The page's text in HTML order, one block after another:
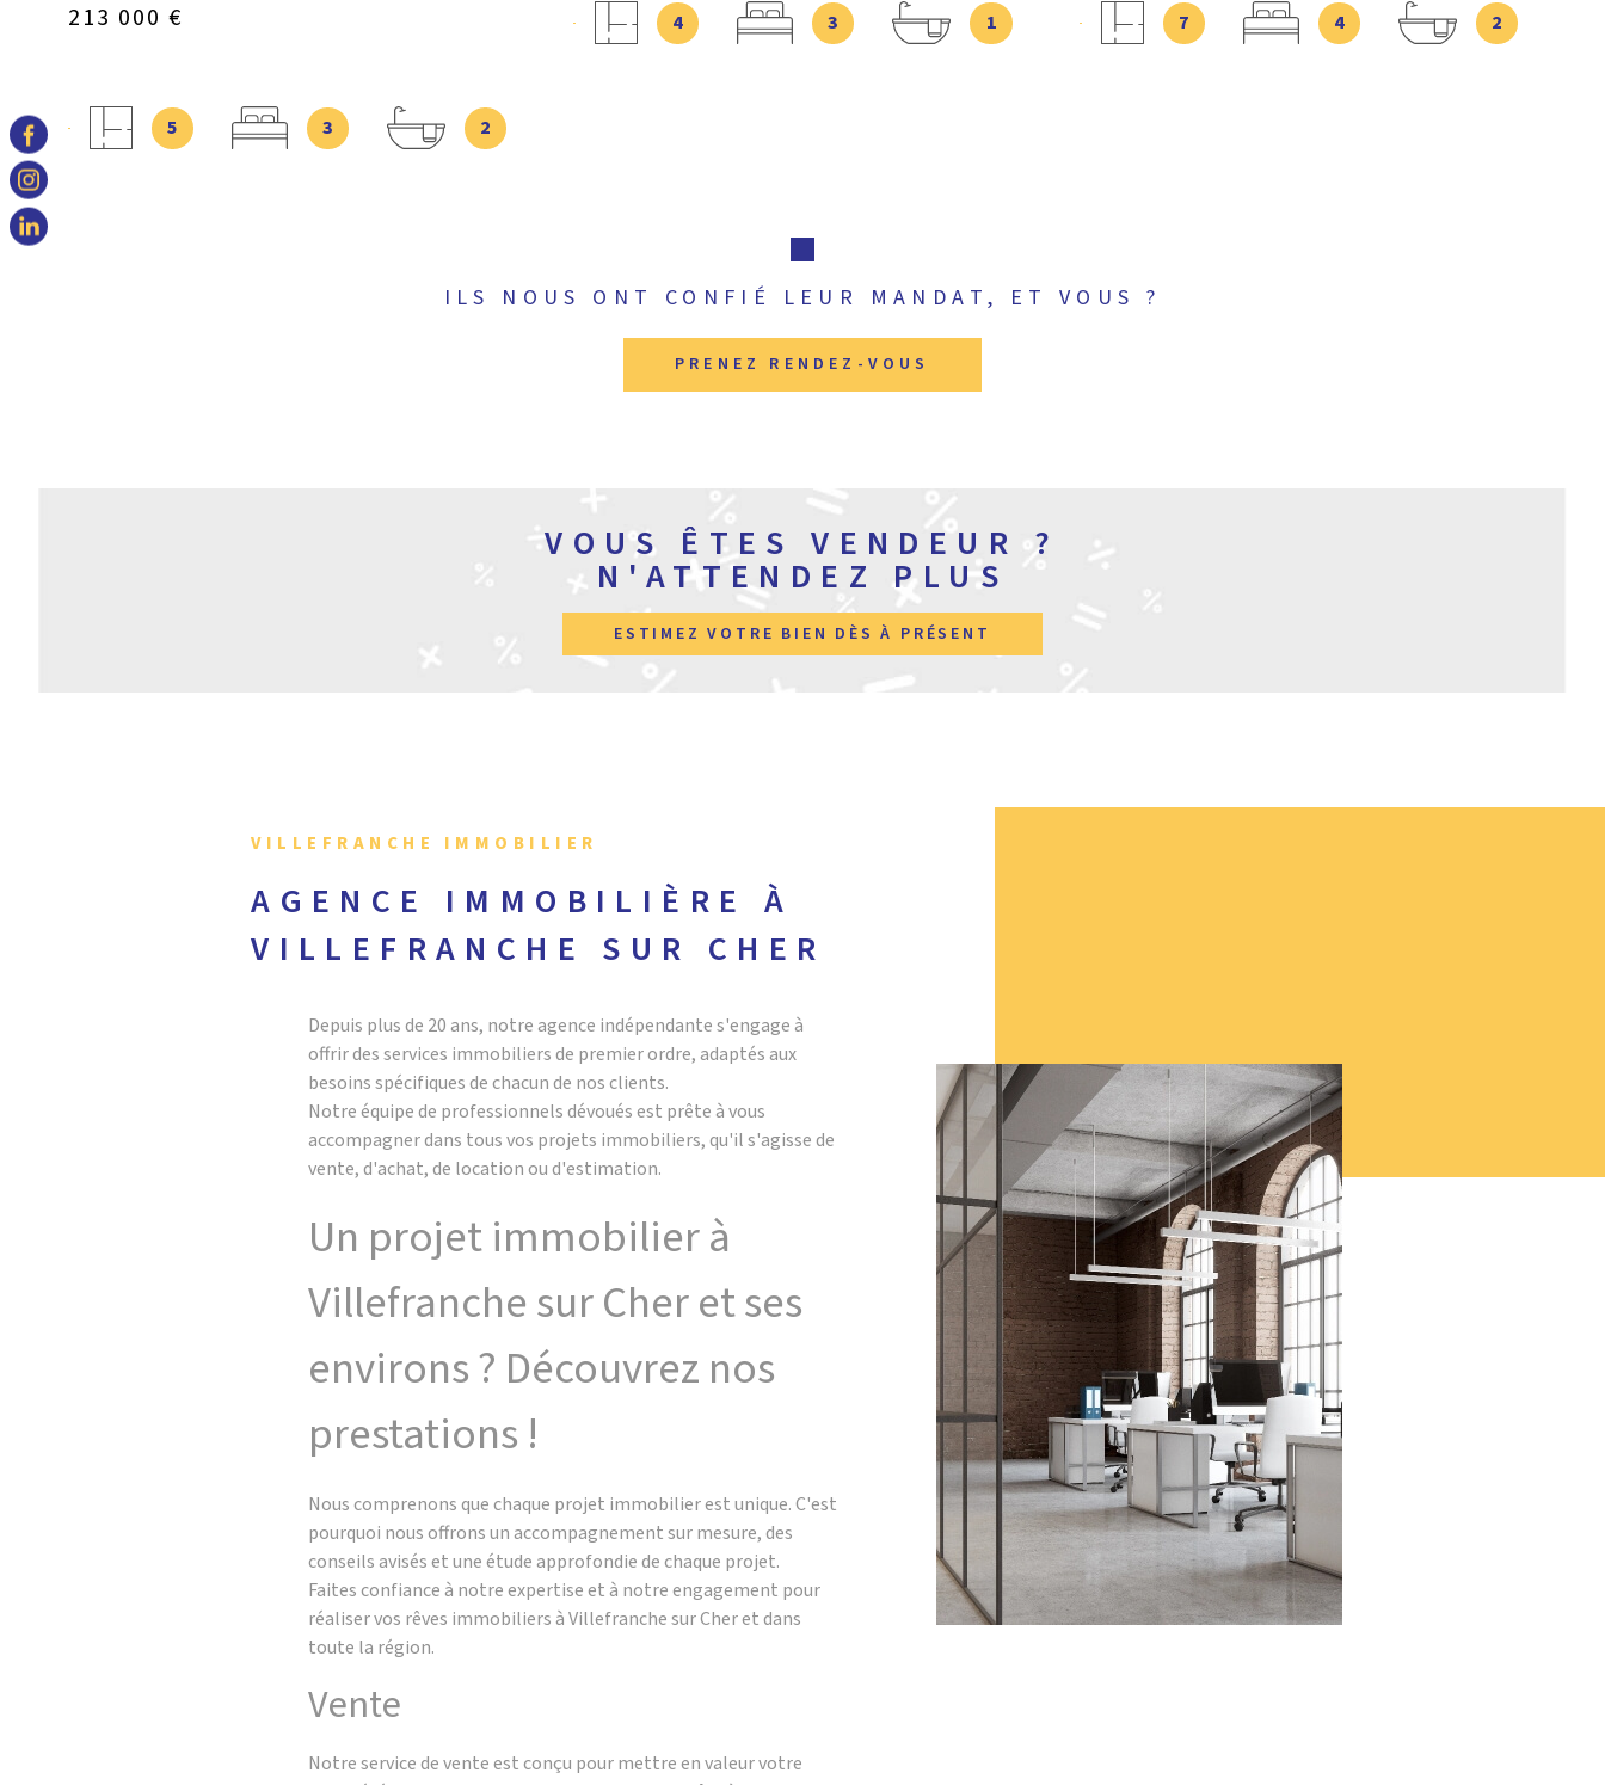
213 000 €
5 3 2
4 3 1 7 4 2
ILS NOUS ONT CONFIÉ LEUR MANDAT, ET VOUS ?
PRENEZ RENDEZ-VOUS
VOUS ÊTES VENDEUR ?
N'ATTENDEZ PLUS
ESTIMEZ VOTRE BIEN DÈS À PRÉSENT
VILLEFRANCHE IMMOBILIER
AGENCE IMMOBILIÈRE À
VILLEFRANCHE SUR CHER
Depuis plus de 20 ans, notre agence indépendante s'engage à
offrir des services immobiliers de premier ordre, adaptés aux
besoins spécifiques de chacun de nos clients.
Notre équipe de professionnels dévoués est prête à vous
accompagner dans tous vos projets immobiliers, qu'il s'agisse de
vente, d'achat, de location ou d'estimation.
Un projet immobilier à
Villefranche sur Cher et ses
environs ? Découvrez nos
prestations !
Nous comprenons que chaque projet immobilier est unique. C'est
pourquoi nous offrons un accompagnement sur mesure, des
conseils avisés et une étude approfondie de chaque projet.
Faites confiance à notre expertise et à notre engagement pour
réaliser vos rêves immobiliers à Villefranche sur Cher et dans
toute la région.
Vente
Notre service de vente est conçu pour mettre en valeur votre